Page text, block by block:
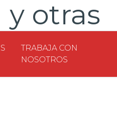
otras
TRABAJA CON
NOSOTROS